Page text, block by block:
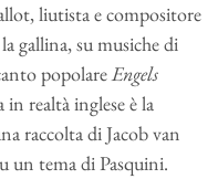
liutista e compositore
gallina, su musiche di
popolareEngels
realtà inglese è la
raccolta di Jacob van
un tema di Pasquini.